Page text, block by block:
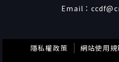
Email：
隱私權政策 網站使用規